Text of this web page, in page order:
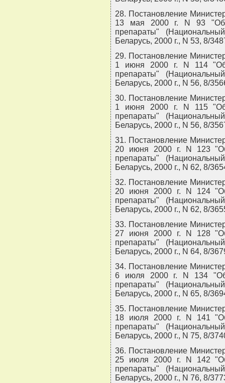
28. Постановление
13 мая 2000 г. N 93 "Об
препараты"
Беларусь, 2000 г., N 53, 8/
29. Постановление
1 июня 2000 г. N 114 "Об
препараты"
Беларусь, 2000 г., N 56, 8/
30. Постановление
1 июня 2000 г. N 115 "Об
препараты"
Беларусь, 2000 г., N 56, 8/
31. Постановление
20 июня 2000 г. N 123
препараты"
Беларусь, 2000 г., N 62, 8/
32. Постановление
20 июня 2000 г. N 124
препараты"
Беларусь, 2000 г., N 62, 8/
33. Постановление
27 июня 2000 г. N 128
препараты"
Беларусь, 2000 г., N 64, 8/
34. Постановление
6 июля 2000 г. N 134 "Об
препараты"
Беларусь, 2000 г., N 65, 8/
35. Постановление
18 июля 2000 г. N 141
препараты"
Беларусь, 2000 г., N 75, 8/
36. Постановление
25 июля 2000 г. N 142
препараты"
Беларусь, 2000 г., N 76, 8/